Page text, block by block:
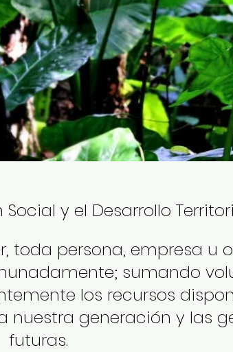
y el Desarrollo
toda persona, empresa u
sumando
los recursos
generación y las
futuras.